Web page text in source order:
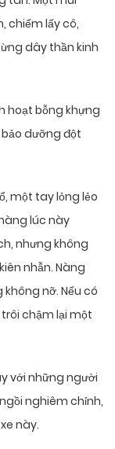
chiếm lấy cô,
dây thần kinh
hoạt bỗng khựng
dưỡng đột
một tay lỏng lẻo
lúc này
nhưng không
nhẫn. Nàng
nỡ. Nếu có
chậm lại một
với những người
nghiêm chỉnh,
này.